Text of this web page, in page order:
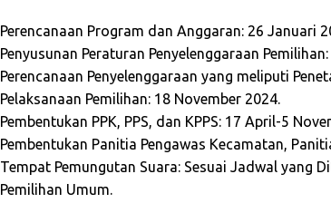
Perencanaan Program dan Anggaran: 26 Januari
Penyusunan Peraturan Penyelenggaraan
Perencanaan Penyelenggaraan yang meliputi
Pelaksanaan Pemilihan: 18 November 2024.
Pembentukan PPK, PPS, dan KPPS: 17 April-5
Pembentukan Panitia Pengawas Kecamatan,
Tempat Pemungutan Suara: Sesuai Jadwal yang
Pemilihan Umum.